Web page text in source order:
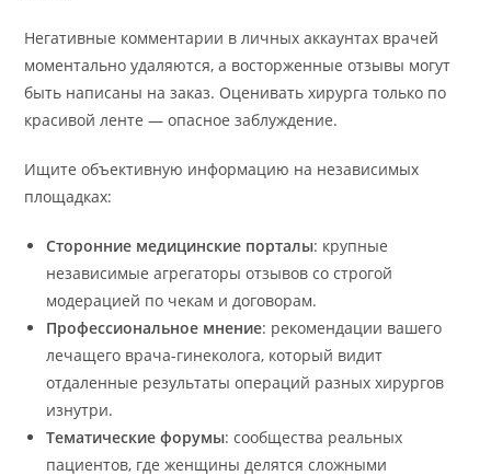
Негативные комментарии в личных аккаунтах врачей
моментально удаляются, а восторженные отзывы могут
быть написаны на заказ. Оценивать хирурга только по
красивой ленте — опасное заблуждение.
Ищите объективную информацию на независимых
площадках:
Сторонние медицинские порталы: крупные
независимые агрегаторы отзывов со строгой
модерацией по чекам и договорам.
Профессиональное мнение: рекомендации вашего
лечащего врача-гинеколога, который видит
отдаленные результаты операций разных хирургов
изнутри.
Тематические форумы: сообщества реальных
пациентов, где женщины делятся сложными